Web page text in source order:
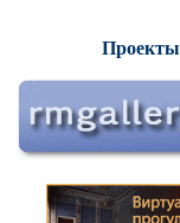
Проекты